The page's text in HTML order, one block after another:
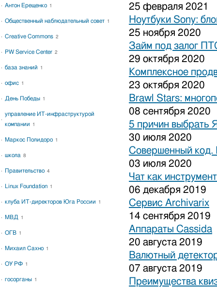
25 февраля 2021
Ноутбуки Sony:
25 ноября 2020
Займ под залог
29 октября 2020
Комплексное
23 октября 2020
Brawl Stars:
08 сентября 2020
5 причин выбрать
30 июля 2020
Совершенный код.
03 июля 2020
Чат как
06 декабря 2019
Сервис Archivarix
14 сентября 2019
Аппараты Cassida
20 августа 2019
Валютный
07 августа 2019
Преимущества
Антон Ерещенко 1
Общественный наблюдательный совет 1
Creative Commons 2
PW Service Center 2
база знаний 1
офис 1
День Победы 1
управление ИТ-инфраструктурой
компании
1
Маркос Полидоро 1
школа 8
Правительство 4
Linux Foundation 1
клуба ИТ-директоров Юга России 1
МВД 1
ОГВ 1
Михаил Сахно 1
ОУ РФ 1
госорганы 1